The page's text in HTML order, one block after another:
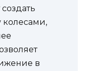
колесами,
в